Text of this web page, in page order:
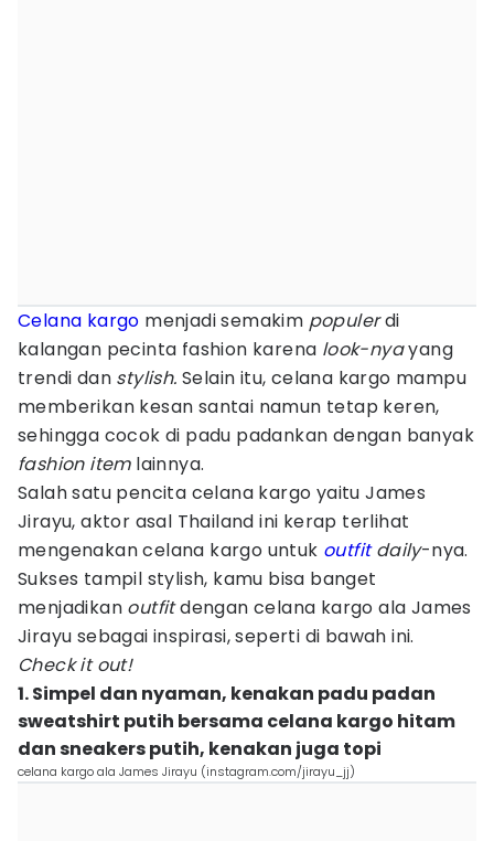
Celana kargo menjadi semakim populerdi
kalangan pecinta fashion karena look-nyayang
trendi dan stylish. Selain itu, celana kargo mampu
memberikan kesan santai namun tetap keren,
sehingga cocok di padu padankan dengan banyak
fashion itemlainnya.
Salah satu pencita celana kargo yaitu James
Jirayu, aktor asal Thailand ini kerap terlihat
mengenakan celana kargo untuk outfitdaily-nya.
Sukses tampil stylish, kamu bisa banget
menjadikan outfitdengan celana kargo ala James
Jirayu sebagai inspirasi, seperti di bawah ini.
Check it out!
1. Simpel dan nyaman, kenakan padu padan
sweatshirt putih bersama celana kargo hitam
dan sneakers putih, kenakan juga topi
celana kargo ala James Jirayu (instagram.com/jirayu_jj)